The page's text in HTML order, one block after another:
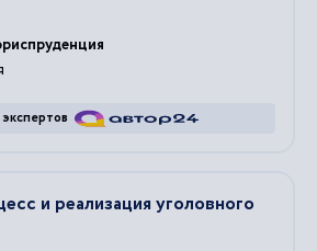
и реализация уголовного